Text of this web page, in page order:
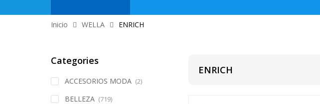
Inicio WELLA ENRICH
ENRICH
Categories
ACCESORIOS MODA (2)
BELLEZA (719)